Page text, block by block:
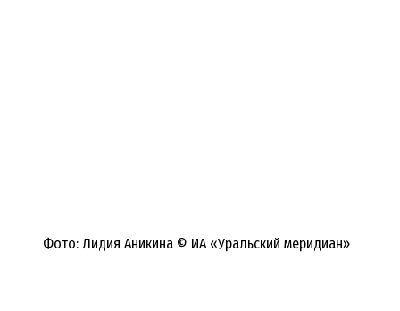
Фото: Лидия Аникина © ИА «Уральский меридиан»